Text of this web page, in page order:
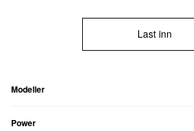
Last inn
Modeller
Power